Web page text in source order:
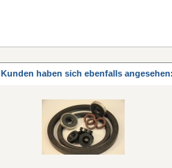
Kunden haben sich ebenfalls